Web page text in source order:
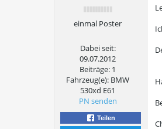
einmal Poster
Dabei seit:
09.07.2012
Beiträge: 1
Fahrzeug(e): BMW
530xd E61
PN senden
Teilen